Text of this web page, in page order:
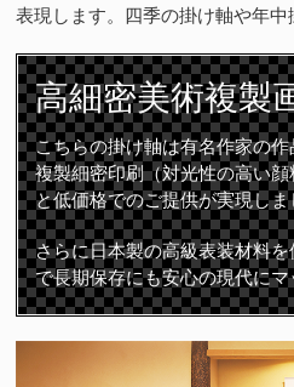
表現します。四季の掛け軸や年中
高細密美術複製
こちらの掛け軸は有名作家の
複製細密印刷（対光性の高い
と低価格でのご提供が実現しま
さらに日本製の高級表装材料
で長期保存にも安心の現代に